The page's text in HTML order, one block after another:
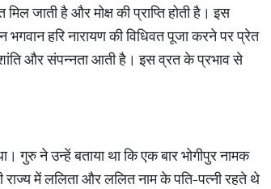
जाती है और मोक्ष की प्राप्ति होती है। इस
भगवान हरि नारायण की विधिवत पूजा करने पर प्रेत
और संपन्नता आती है। इस व्रत के प्रभाव से
गुरु ने उन्हें बताया था कि एक बार भोगीपुर नामक
में ललिता और ललित नाम के पति-पत्नी रहते थे